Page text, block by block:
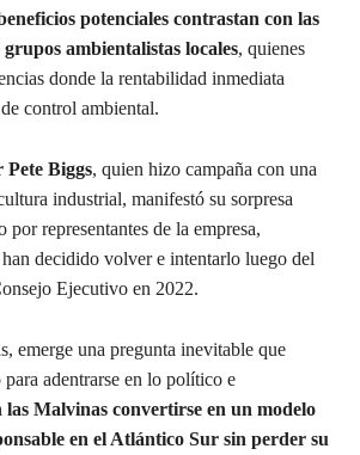
potenciales contrastan con las
ambientalistas locales, quienes
donde la rentabilidad inmediata
control ambiental.
Pete Biggs, quien hizo campaña con una
industrial, manifestó su sorpresa
por representantes de la empresa,
han decidido volver e intentarlo luego del
Ejecutivo en 2022.
emerge una pregunta inevitable que
adentrarse en lo político e
las Malvinas convertirse en un modelo
en el Atlántico Sur sin perder su